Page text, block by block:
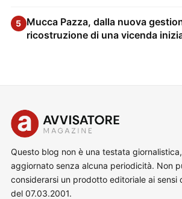
5 Mucca Pazza, dalla nuova
ricostruzione di una vicenda
Questo blog non è una testata
aggiornato senza alcuna periodicità. Non
considerarsi un prodotto editoriale ai sensi
del 07.03.2001.